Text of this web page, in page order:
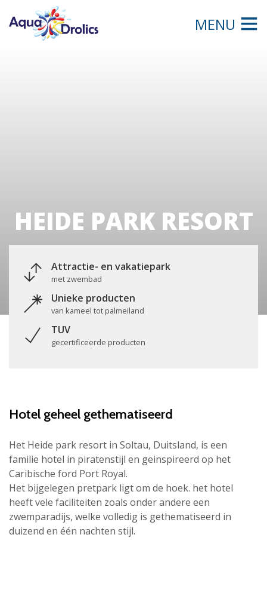
MENU
HEIDE PARK RESORT
Attractie- en vakatiepark
met zwembad
Unieke producten
van kameel tot palmeiland
TUV
gecertificeerde producten
Hotel geheel gethematiseerd
Het Heide park resort in Soltau, Duitsland, is een
familie hotel in piratenstijl en geinspireerd op het
Caribische ford Port Royal.
Het bijgelegen pretpark ligt om de hoek. het hotel
heeft vele faciliteiten zoals onder andere een
zwemparadijs, welke volledig is gethematiseerd in
duizend en één nachten stijl.